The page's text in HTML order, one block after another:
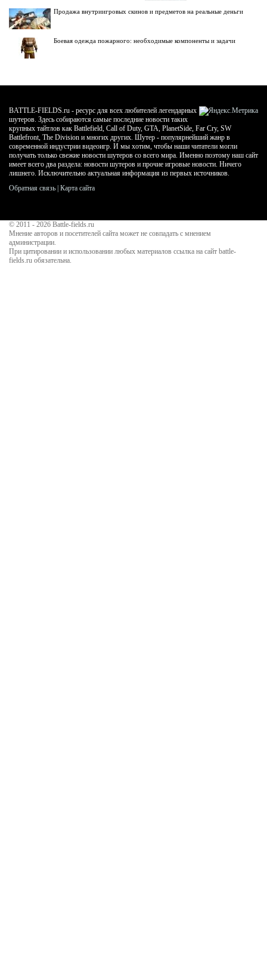
Продажа внутриигровых скинов и предметов на реальные деньги
Боевая одежда пожарного: необходимые компоненты и задачи
BATTLE-FIELDS.ru - ресурс для всех любителей легендарных
шутеров. Здесь собираются самые последние новости таких
крупных тайтлов как Battlefield, Call of Duty, GTA, PlanetSide, Far Cry, SW
Battlefront, The Division и многих других. Шутер - популярнейший жанр в
современной индустрии видеоигр. И мы хотим, чтобы наши читатели могли
получать только свежие новости шутеров со всего мира. Именно поэтому наш сайт
имеет всего два раздела: новости шутеров и прочие игровые новости. Ничего
лишнего. Исключительно актуальная информация из первых источников.
Обратная связь Карта сайта
© 2011 - 2026 Battle-fields.ru
Мнение авторов и посетителей сайта может не совпадать с мнением
администрации.
При цитировании и использовании любых материалов ссылка на сайт battle-
fields.ru обязательна.